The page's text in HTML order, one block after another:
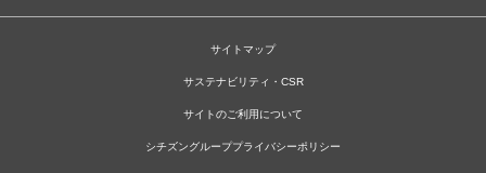
サイトマップ
サステナビリティ・CSR
サイトのご利用について
シチズングループプライバシーポリシー